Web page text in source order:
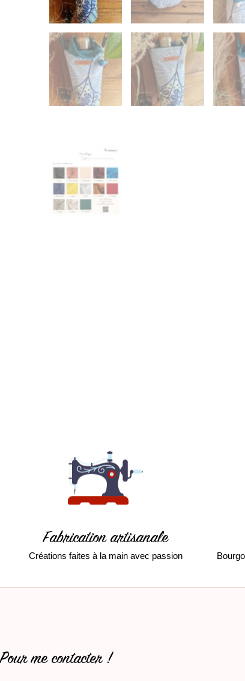
Fabrication artisanale
Créations faites à la main avec passion
Pour me contacter !